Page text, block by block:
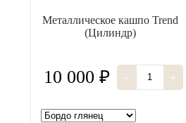
Металлическое кашпо Trend
(Цилиндр)
10 000 ₽ - +